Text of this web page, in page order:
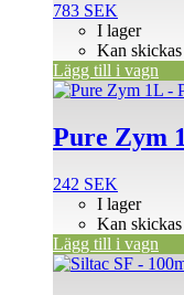
783 SEK
I lager
Kan
Lägg till i vagn
Pure Zym
242 SEK
I lager
Kan
Lägg till i vagn